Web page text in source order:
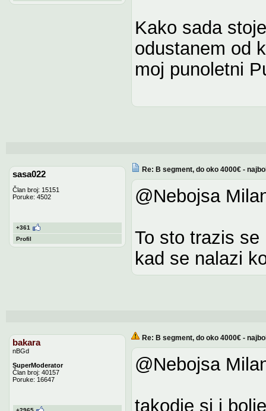
Kako sada
odustanem od
moj punoletni
sasa022
Član broj: 15151
Poruke: 4502
+361
Profil
Re: B segment, do oko 4000€ -
@Nebojsa
To sto trazis
kad se nalazi
bakara
nBGd
SuperModerator
Član broj: 40157
Poruke: 16647
Re: B segment, do oko 4000€ -
@Nebojsa
takodje si i